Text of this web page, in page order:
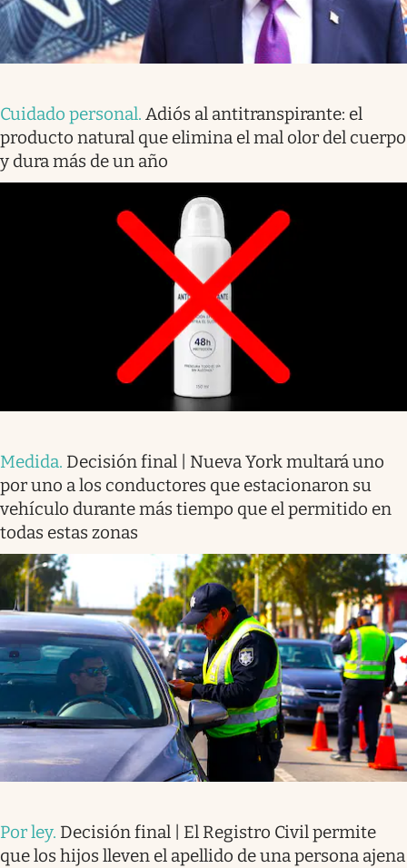
Cuidado personal. Adiós al antitranspirante: el
producto natural que elimina el mal olor del cuerpo
y dura más de un año
Medida. Decisión final | Nueva York multará uno
por uno a los conductores que estacionaron su
vehículo durante más tiempo que el permitido en
todas estas zonas
Por ley. Decisión final | El Registro Civil permite
que los hijos lleven el apellido de una persona ajena